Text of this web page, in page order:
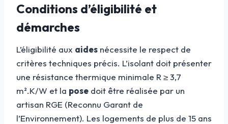
Conditions d’éligibilité et
démarches
L’éligibilité aux aides nécessite le respect de
critères techniques précis. L’isolant doit présenter
une résistance thermique minimale R ≥ 3,7
m².K/W et la pose doit être réalisée par un
artisan RGE (Reconnu Garant de
l’Environnement). Les logements de plus de 15 ans